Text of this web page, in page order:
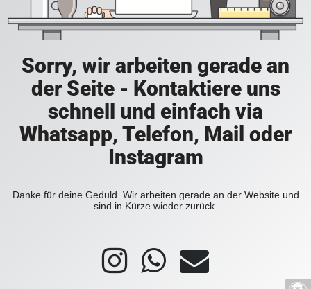
Sorry, wir arbeiten gerade an
der Seite - Kontaktiere uns
schnell und einfach via
Whatsapp, Telefon, Mail oder
Instagram
Danke für deine Geduld. Wir arbeiten gerade an der Website und
sind in Kürze wieder zurück.